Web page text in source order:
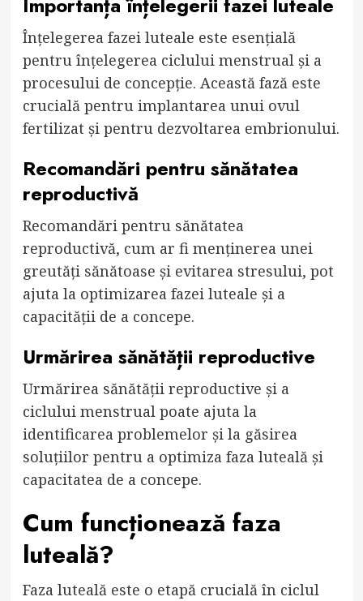
Înțelegerea fazei luteale este esențială
pentru înțelegerea ciclului menstrual și a
procesului de concepție. Această fază este
crucială pentru implantarea unui ovul
fertilizat și pentru dezvoltarea embrionului.
Recomandări pentru sănătatea
reproductivă
Recomandări pentru sănătatea
reproductivă, cum ar fi menținerea unei
greutăți sănătoase și evitarea stresului, pot
ajuta la optimizarea fazei luteale și a
capacității de a concepe.
Urmărirea sănătății reproductive
Urmărirea sănătății reproductive și a
ciclului menstrual poate ajuta la
identificarea problemelor și la găsirea
soluțiilor pentru a optimiza faza luteală și
capacitatea de a concepe.
Cum funcționează faza
luteală?
Faza luteală este o etapă crucială în ciclul